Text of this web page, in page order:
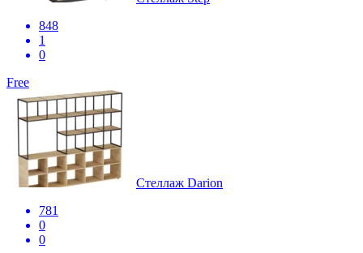
848
1
0
Free
Стеллаж Darion
781
0
0